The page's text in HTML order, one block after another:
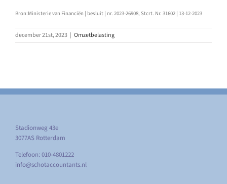
Bron:Ministerie van Financiën | besluit | nr. 2023-26908, Stcrt. Nr. 31602 | 13-12-2023
december 21st, 2023 | Omzetbelasting
Stadionweg 43e
3077AS Rotterdam
Telefoon: 010-4801222
info@schotaccountants.nl